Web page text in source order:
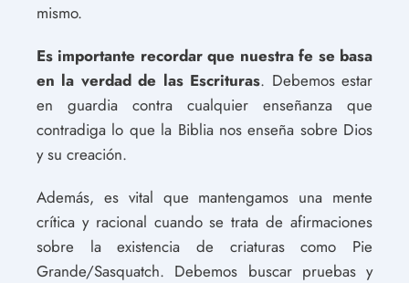
mismo.
Es importante recordar que nuestra fe se basa
en la verdad de las Escrituras. Debemos estar
en guardia contra cualquier enseñanza que
contradiga lo que la Biblia nos enseña sobre Dios
y su creación.
Además, es vital que mantengamos una mente
crítica y racional cuando se trata de afirmaciones
sobre la existencia de criaturas como Pie
Grande/Sasquatch. Debemos buscar pruebas y